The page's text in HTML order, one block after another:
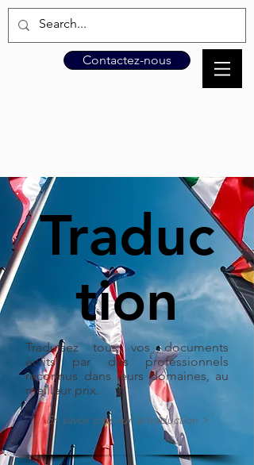
Contactez-nous
Traduc
tion
Traduisez tous vos documents
écrits par des professionnels
reconnus dans leurs domaines, au
meilleur prix.
En savoir plus sur la traduction >